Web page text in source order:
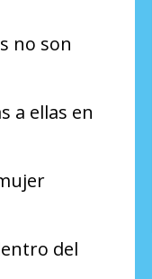
no son
a ellas en
del